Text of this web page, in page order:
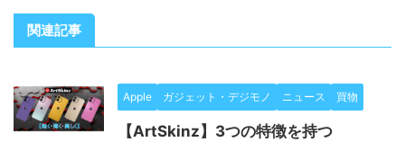
関連記事
Apple ガジェット・デジモノ ニュース 買物
【ArtSkinz】3つの特徴を持つ